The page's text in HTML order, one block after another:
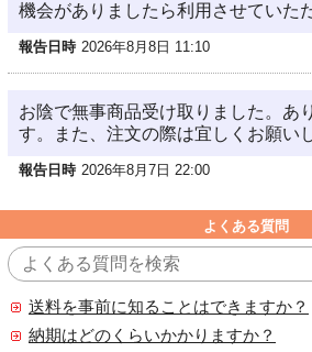
機会がありましたら利用させていた
報告日時 2026年8月8日 11:10
お陰で無事商品受け取りました。あ
す。また、注文の際は宜しくお願い
報告日時 2026年8月7日 22:00
よくある質問
送料を事前に知ることはできますか？
納期はどのくらいかかりますか？